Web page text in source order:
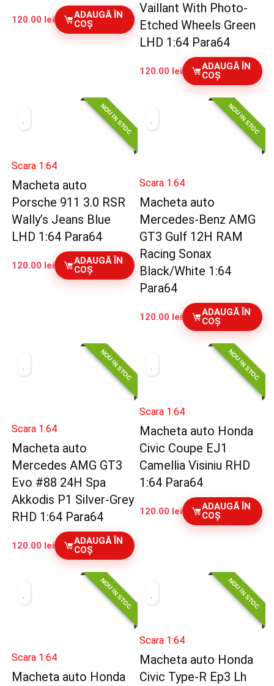
120.00 lei
ADAUGĂ ÎN
COȘ
Vaillant With Photo-
Etched Wheels Green
LHD 1:64 Para64
120.00 lei
ADAUGĂ ÎN
COȘ
NOU IN STOC
Scara 1:64
Macheta auto
Porsche 911 3.0 RSR
Wally’s Jeans Blue
LHD 1:64 Para64
120.00 lei
ADAUGĂ ÎN
COȘ
NOU IN STOC
Scara 1:64
Macheta auto
Mercedes-Benz AMG
GT3 Gulf 12H RAM
Racing Sonax
Black/White 1:64
Para64
120.00 lei
ADAUGĂ ÎN
COȘ
NOU IN STOC
Scara 1:64
Macheta auto
Mercedes AMG GT3
Evo #88 24H Spa
Akkodis P1 Silver-Grey
RHD 1:64 Para64
120.00 lei
ADAUGĂ ÎN
COȘ
NOU IN STOC
Scara 1:64
Macheta auto Honda
Civic Coupe EJ1
Camellia Visiniu RHD
1:64 Para64
120.00 lei
ADAUGĂ ÎN
COȘ
NOU IN STOC
Scara 1:64
Macheta auto Honda
NOU IN STOC
Scara 1:64
Macheta auto Honda
Civic Type-R Ep3 Lh